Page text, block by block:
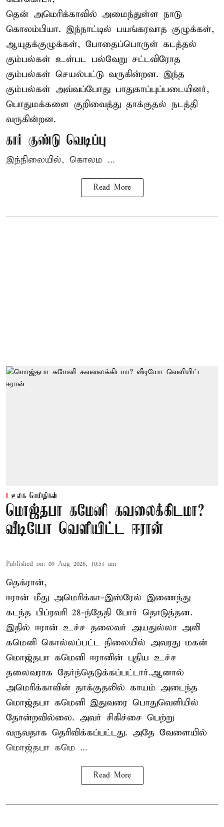
தென் அமெரிக்காவில் அமைந்துள்ள நாடு
கொலம்பியா. இந்நாட்டில் பயங்கரவாத குழுக்கள்,
ஆயுதக்குழுக்கள், போதைப்பொருள் கடத்தல்
கும்பல்கள் உள்பட பல்வேறு சட்டவிரோத
கும்பல்கள் செயல்பட்டு வருகின்றன. இந்த
கும்பல்கள் அவ்வப்போது பாதுகாப்புப்படையினர்,
பொதுமக்களை குறிவைத்து தாக்குதல் நடத்தி
வருகின்றன.
கார் குண்டு வெடிப்பு
இந்நிலையில், கொலம ...
Read More
உலக செய்திகள்
மொஜ்தபா கமேனி கவலைக்கிடமா?
வீடியோ வெளியிட்ட ஈரான்
Published on: 09 Aug 2026, 10:51 am
தெக்ரான்,
ஈரான் மீது அமெரிக்கா-இஸ்ரேல் இணைந்து
கடந்த பிப்ரவரி 28-ந்தேதி போர் தொடுத்தன.
இதில் ஈரான் உச்ச தலைவர் அயதுல்லா அலி
கமெனி கொல்லப்பட்ட நிலையில் அவரது மகன்
மொஜ்தபா கமெனி ஈரானின் புதிய உச்ச
தலைவராக தேர்ந்தெடுக்கப்பட்டார்.ஆனால்
அமெரிக்காவின் தாக்குதலில் காயம் அடைந்த
மொஜ்தபா கமெனி இதுவரை பொதுவெளியில்
தோன்றவில்லை. அவர் சிகிச்சை பெற்று
வருவதாக தெரிவிக்கப்பட்டது. அதே வேளையில்
மொஜ்தபா கமெ ...
Read More